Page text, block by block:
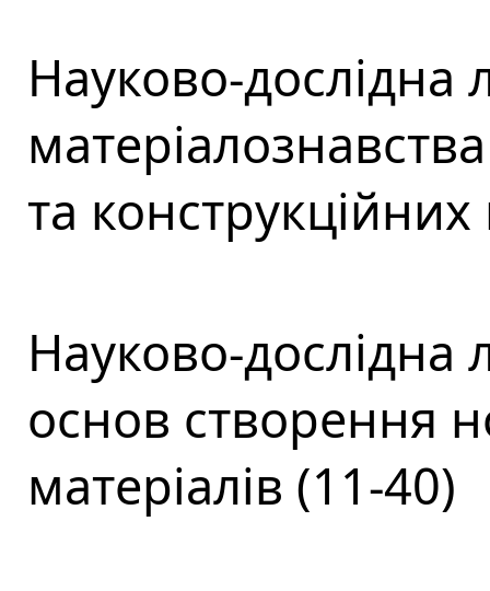
Науково-дослідна
та конструкційних
Науково-дослідна
основ створення
матеріалів (11-40)